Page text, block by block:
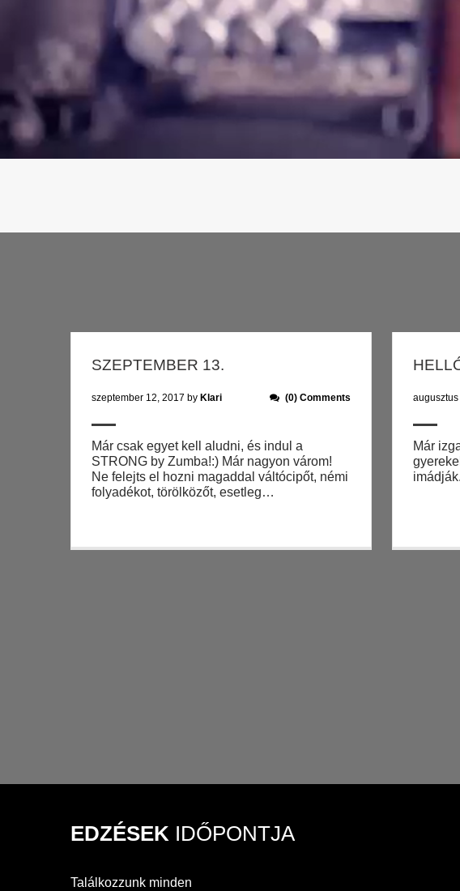
SZEPTEMBER 13.
szeptember 12, 2017 by Klari (0) Comments
Már csak egyet kell aludni, és indul a
STRONG by Zumba!:) Már nagyon várom!
Ne felejts el hozni magaddal váltócipőt, némi
folyadékot, törölközőt, esetleg…
Már
EDZÉSEK IDŐPONTJA
Találkozzunk minden